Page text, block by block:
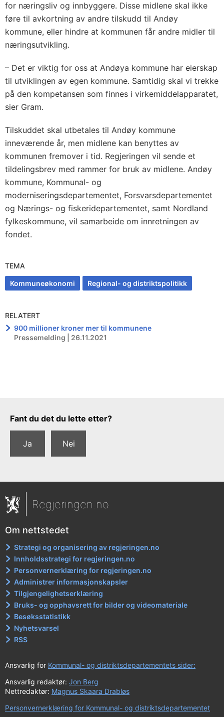
for næringsliv og innbyggere. Disse midlene skal ikke
føre til avkortning av andre tilskudd til Andøy
kommune, eller hindre at kommunen får andre midler til
næringsutvikling.
– Det er viktig for oss at Andøya kommune har eierskap
til utviklingen av egen kommune. Samtidig skal vi trekke
på den kompetansen som finnes i virkemiddelapparatet,
sier Gram.
Tilskuddet skal utbetales til Andøy kommune
inneværende år, men midlene kan benyttes av
kommunen fremover i tid. Regjeringen vil sende et
tildelingsbrev med rammer for bruk av midlene. Andøy
kommune, Kommunal- og
moderniseringsdepartementet, Forsvarsdepartementet
og Nærings- og fiskeridepartementet, samt Nordland
fylkeskommune, vil samarbeide om innretningen av
fondet.
TEMA
Kommuneøkonomi Regional- og distriktspolitikk
RELATERT
900 millioner kroner mer til kommunene
Pressemelding | 26.11.2021
Tilbakemeldingsskjema
Fant du det du lette etter?
Ja Nei
Regjeringen.no
Om nettstedet
Strategi og organisering av regjeringen.no
Innholdsstrategi for regjeringen.no
Personvernerklæring for regjeringen.no
Administrer informasjonskapsler
Tilgjengelighetserklæring
Bruks- og opphavsrett for bilder og videomateriale
Besøksstatistikk
Nyhetsvarsel
RSS
Ansvarlig for Kommunal- og distriktsdepartementets sider:
Ansvarlig redaktør: Jon Berg
Nettredaktør: Magnus Skaara Drabløs
Personvernerklæring for Kommunal- og distriktsdepartementet